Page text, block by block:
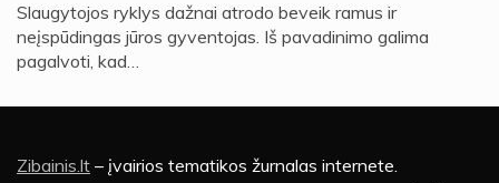
Slaugytojos ryklys dažnai atrodo beveik ramus ir
neįspūdingas jūros gyventojas. Iš pavadinimo galima
pagalvoti, kad…
Zibainis.lt – įvairios tematikos žurnalas internete.